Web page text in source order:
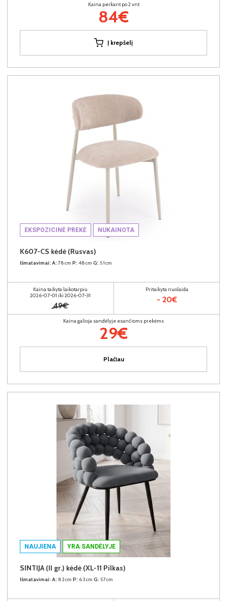
Kaina perkant po 2 vnt
84€
Į krepšelį
EKSPOZICINĖ PREKĖ NUKAINOTA
K607-CS kėdė (Rusvas)
Išmatavimai: A: 78cm P: 48cm G: 51cm
Kaina taikyta laikotarpiu
2026-07-01 iki 2026-07-31
49€
Pritaikyta nuolaida
- 20€
Kaina galioja sandėlyje esančioms prekėms
29€
Plačiau
NAUJIENA YRA SANDĖLYJE
SINTIJA (II gr.) kėdė (XL-11 Pilkas)
Išmatavimai: A: 82cm P: 63cm G: 57cm